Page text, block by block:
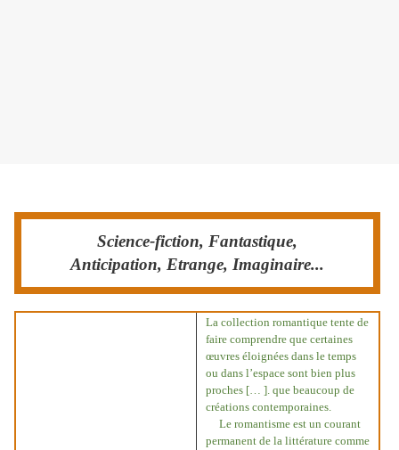
Science-fiction, Fantastique,
Anticipation, Etrange, Imaginaire...
La collection romantique tente de
faire comprendre que certaines
œuvres éloignées dans le temps
ou dans l’espace sont bien plus
proches [… ]. que beaucoup de
créations contemporaines.
Le romantisme est un courant
permanent de la littérature comme